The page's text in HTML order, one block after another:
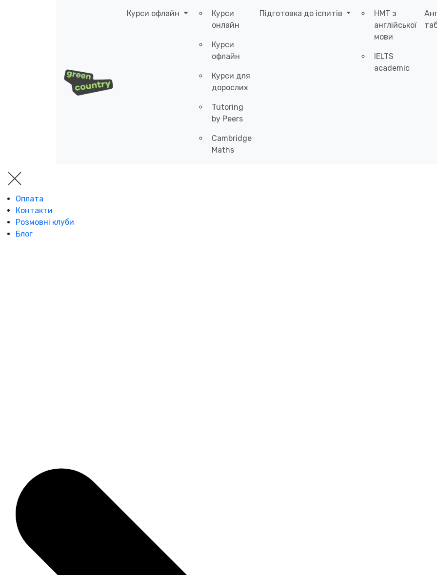
Курси офлайн
Курси
онлайн
Курси
офлайн
Курси для
дорослих
Tutoring
by Peers
Cambridge
Maths
Підготовка до іспитів
НМТ з
англійської
мови
IELTS
academic
Оплата
Контакти
Розмовні клуби
Блог